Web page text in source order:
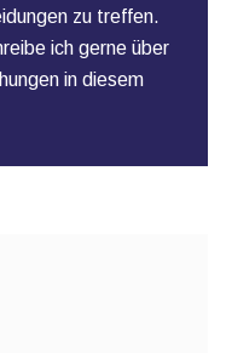
zu treffen.
ich gerne über
in diesem